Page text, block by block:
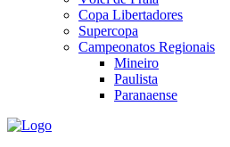
Copa Libertadores
Supercopa
Campeonatos Regionais
Mineiro
Paulista
Paranaense